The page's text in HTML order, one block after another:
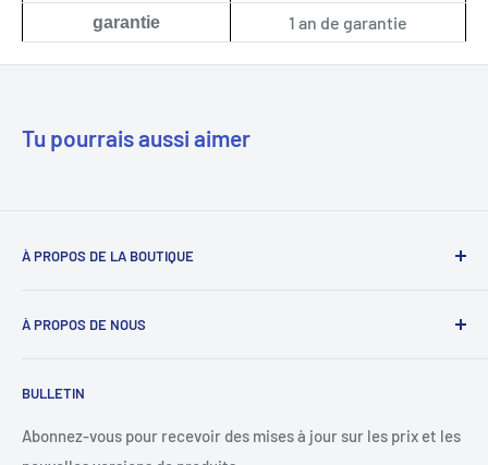
garantie 1 an de garantie
Tu pourrais aussi aimer
À PROPOS DE LA BOUTIQUE
téléphones en étant leur fournisseur de confiance. Nous y
un service client personnalisé.
+1 844-664-8388
À PROPOS DE NOUS
Bons prépayés
Vérification IMEI
BULLETIN
Abonnez-vous pour recevoir des mises à jour sur les prix et les